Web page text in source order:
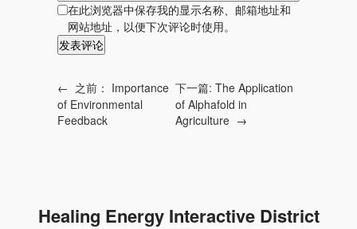
在此浏览器中保存我的显示名称、邮箱地址和
网站地址，以便下次评论时使用。
← 之前： Importance
of Environmental
Feedback
下一篇: The Application
of Alphafold in
Agriculture →
Healing Energy Interactive District